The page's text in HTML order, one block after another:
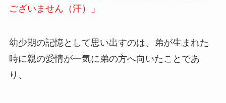
ございません（汗）」
幼少期の記憶として思い出すのは、弟が生まれた
時に親の愛情が一気に弟の方へ向いたことであ
り、